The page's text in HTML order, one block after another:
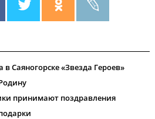
Саяногорске «Звезда Героев»
принимают поздравления